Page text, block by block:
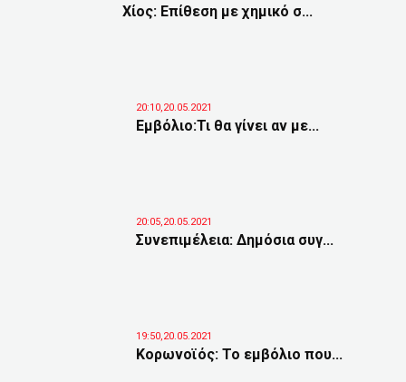
Χίος: Επίθεση με χημικό σ...
20:10,20.05.2021
Εμβόλιο:Τι θα γίνει αν με...
20:05,20.05.2021
Συνεπιμέλεια: Δημόσια συγ...
19:50,20.05.2021
Κορωνοϊός: Το εμβόλιο που...